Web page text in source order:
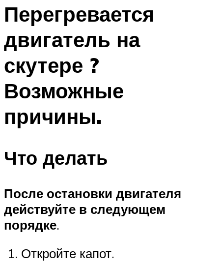
Перегревается
двигатель на
скутере ?
Возможные
причины.
Что делать
После остановки двигателя
действуйте в следующем
порядке.
1. Откройте капот.